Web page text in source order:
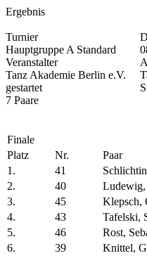
Ergebnis
Turnier
Hauptgruppe A Standard
Veranstalter
Tanz Akademie Berlin e.V.
gestartet
7 Paare
Finale
Platz
Nr.
Paar
1.
41
2.
40
Ludewig,
3.
45
Klepsch,
4.
43
Tafelski,
5.
46
Rost,
6.
39 Knittel,